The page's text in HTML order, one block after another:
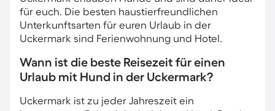
für euch. Die besten haustierfreundlichen
Unterkunftsarten für euren Urlaub in der
Uckermark sind Ferienwohnung und Hotel.
Wann ist die beste Reisezeit für einen
Urlaub mit Hund in der Uckermark?
Uckermark ist zu jeder Jahreszeit ein